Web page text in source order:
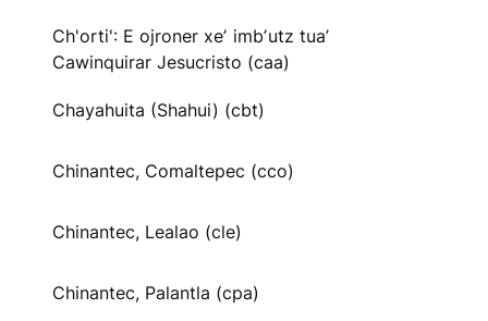
Ch'orti': E ojroner xeʼ imbʼutz tuaʼ
Cawinquirar Jesucristo (caa)
Chayahuita (Shahui) (cbt)
Chinantec, Comaltepec (cco)
Chinantec, Lealao (cle)
Chinantec, Palantla (cpa)